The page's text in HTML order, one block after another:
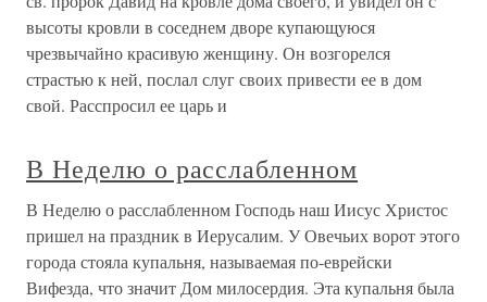
высоты кровли в соседнем дворе купающуюся
чрезвычайно красивую женщину. Он возгорелся
страстью к ней, послал слуг своих привести ее в дом
свой. Расспросил ее царь и
В Неделю о расслабленном
В Неделю о расслабленном Господь наш Иисус Христос
пришел на праздник в Иерусалим. У Овечьих ворот этого
города стояла купальня, называемая по-еврейски
Вифезда, что значит Дом милосердия. Эта купальня была